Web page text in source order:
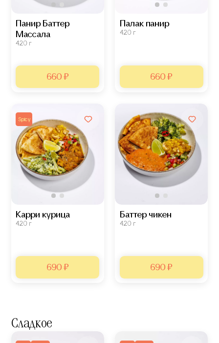
Панир Баттер
Массала
420 г
660 ₽
Палак панир
420 г
660 ₽
Spicy
Карри курица
420 г
690 ₽
Баттер чикен
420 г
690 ₽
Сладкое